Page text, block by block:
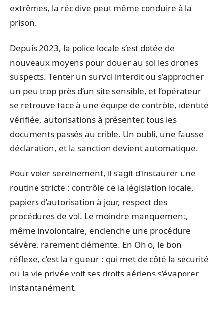
extrêmes, la récidive peut même conduire à la
prison.
Depuis 2023, la police locale s’est dotée de
nouveaux moyens pour clouer au sol les drones
suspects. Tenter un survol interdit ou s’approcher
un peu trop près d’un site sensible, et l’opérateur
se retrouve face à une équipe de contrôle, identité
vérifiée, autorisations à présenter, tous les
documents passés au crible. Un oubli, une fausse
déclaration, et la sanction devient automatique.
Pour voler sereinement, il s’agit d’instaurer une
routine stricte : contrôle de la législation locale,
papiers d’autorisation à jour, respect des
procédures de vol. Le moindre manquement,
même involontaire, enclenche une procédure
sévère, rarement clémente. En Ohio, le bon
réflexe, c’est la rigueur : qui met de côté la sécurité
ou la vie privée voit ses droits aériens s’évaporer
instantanément.